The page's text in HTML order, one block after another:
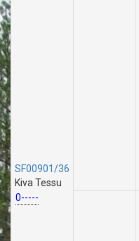
SF00901/36
Kiva Tessu
0-----